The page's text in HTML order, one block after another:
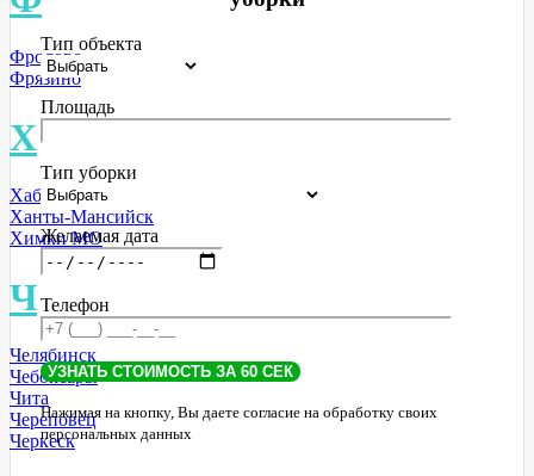
Фролово
Фрязино
Х
Хабаровск
Ханты-Мансийск
Химки МО
Ч
Челябинск
Чебоксары
Чита
Череповец
Черкеск
Тип объекта
Площадь
Тип уборки
Желаемая дата
Телефон
Нажимая на кнопку, Вы даете согласие на обработку своих
персональных данных